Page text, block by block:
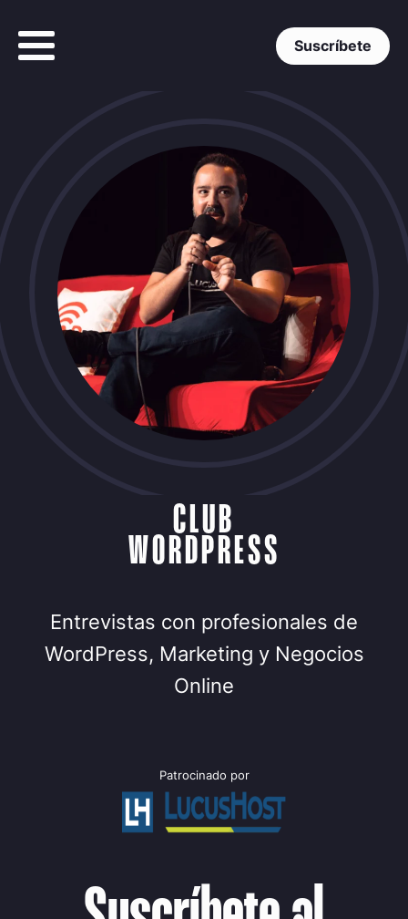
Suscríbete
CLUB
WORDPRESS
Entrevistas con profesionales de
WordPress, Marketing y Negocios
Online
Patrocinado por